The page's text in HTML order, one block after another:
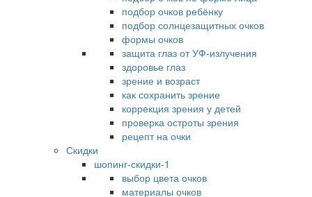
подбор очков ребёнку
подбор солнцезащитных очков
формы очков
защита глаз от УФ-излучения
здоровье глаз
зрение и возраст
как сохранить зрение
коррекция зрения у детей
проверка остроты зрения
рецепт на очки
Скидки
шопинг-скидки-1
выбор цвета очков
материалы очков